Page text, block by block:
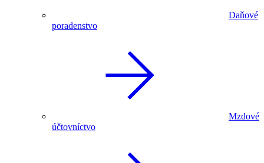
Daňové
poradenstvo
Mzdové
účtovníctvo